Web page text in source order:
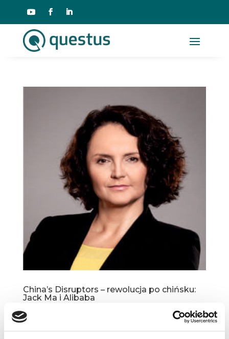
China’s Disruptors – rewolucja po chińsku:
Jack Ma i Alibaba
Chińska republika ludowa pozostaje krajem